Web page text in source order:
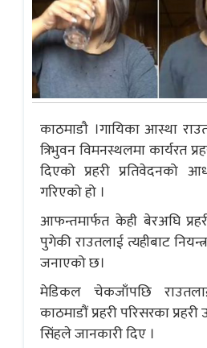
काठमाडौ ।गायिका आस्था
त्रिभुवन विमनस्थलमा कार्यरत
दिएको प्रहरी प्रतिवेदनको
गरिएको हो ।
आफन्तमार्फत केही बेरअघि
पुगेकी राउतलाई त्यहीबाट
जनाएको छ।
मेडिकल चेकजाँपछि
काठमाडौं प्रहरी परिसरका
सिंहले जानकारी दिए ।